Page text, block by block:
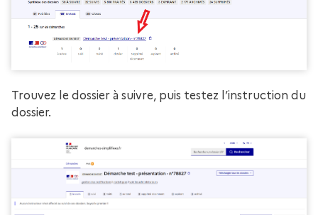
Trouvez le dossier à suivre, puis testez l’instruction du
dossier.